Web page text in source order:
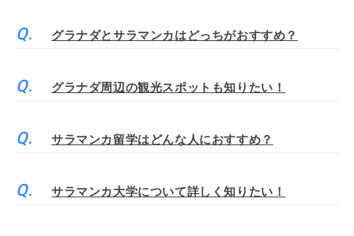
グラナダとサラマンカはどっちがおすすめ？
グラナダ周辺の観光スポットも知りたい！
サラマンカ留学はどんな人におすすめ？
サラマンカ大学について詳しく知りたい！